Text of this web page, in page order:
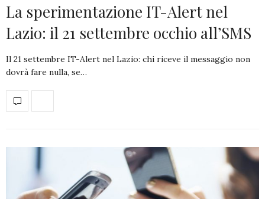
La sperimentazione IT-Alert nel
Lazio: il 21 settembre occhio all’SMS
Il 21 settembre IT-Alert nel Lazio: chi riceve il messaggio non
dovrà fare nulla, se…